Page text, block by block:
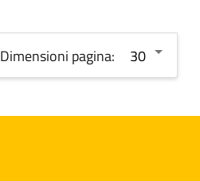
Dimensioni pagina: